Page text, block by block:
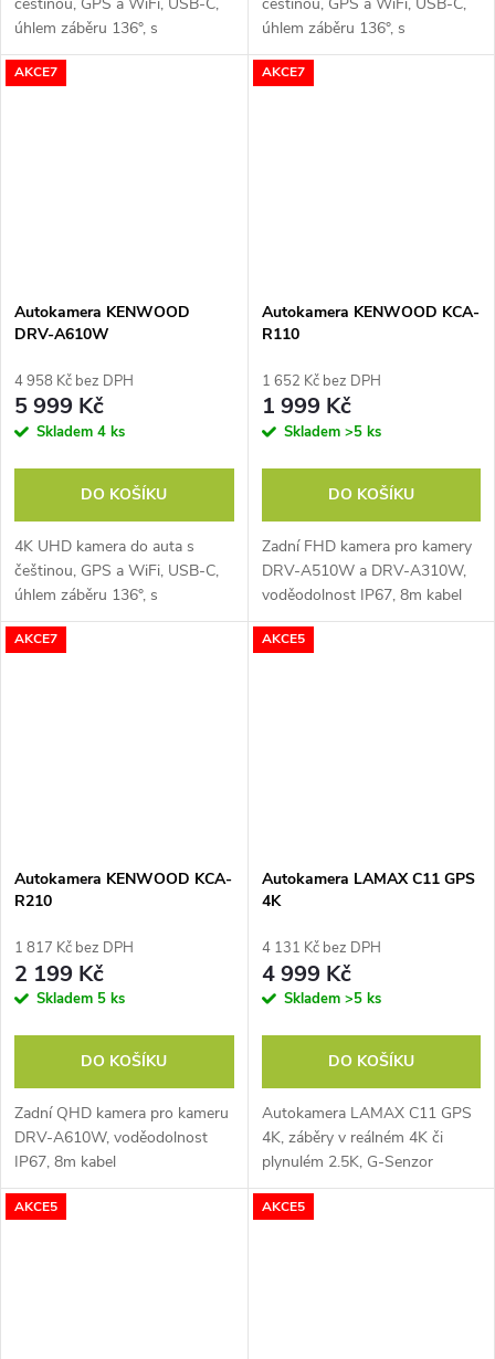
úhlem záběru 136°, s
možnostmi připojení zadní
kamery a parkovacího režimu
úhlem záběru 136°, s
možnostmi připojení zadní
kamery a parkovacího režimu
AKCE7
Autokamera KENWOOD
DRV-A610W
4 958 Kč bez DPH
5 999 Kč
Skladem 4 ks
DO KOŠÍKU
4K UHD kamera do auta s
češtinou, GPS a WiFi, USB-C,
úhlem záběru 136°, s
možnostmi připojení zadní
kamery a parkovacího režimu
AKCE7
Autokamera KENWOOD KCA-
R110
1 652 Kč bez DPH
1 999 Kč
Skladem >5 ks
DO KOŠÍKU
Zadní FHD kamera pro kamery
DRV-A510W a DRV-A310W,
voděodolnost IP67, 8m kabel
AKCE7
Autokamera KENWOOD KCA-
R210
1 817 Kč bez DPH
2 199 Kč
Skladem 5 ks
DO KOŠÍKU
Zadní QHD kamera pro kameru
DRV-A610W, voděodolnost
IP67, 8m kabel
AKCE5
Autokamera LAMAX C11 GPS
4K
4 131 Kč bez DPH
4 999 Kč
Skladem >5 ks
DO KOŠÍKU
Autokamera LAMAX C11 GPS
4K, záběry v reálném 4K či
plynulém 2.5K, G-Senzor
automaticky uzamkne záznam
při nárazu, 5GHz Wi-Fi pro
AKCE5 AKCE5